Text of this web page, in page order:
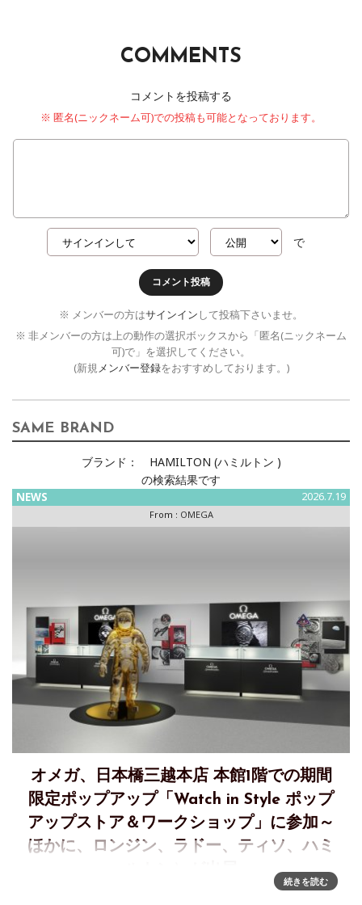
COMMENTS
コメントを投稿する
※ 匿名(ニックネーム可)での投稿も可能となっております。
で
コメント投稿
※ メンバーの方はサインイン して投稿下さいませ。
※ 非メンバーの方は上の動作の選択ボックスから「匿名(ニックネーム
可)で」を選択してください。
(新規メンバー登録をおすすめしております。)
SAME BRAND
ブランド：
HAMILTON (ハミルトン )
の検索結果です
NEWS 2026.7.19
From : OMEGA
オメガ、日本橋三越本店 本館1階での期間
限定ポップアップ「Watch in Style ポップ
アップストア＆ワークショップ」に参加～
ほかに、ロンジン、ラドー、ティソ、ハミ
続きを読む